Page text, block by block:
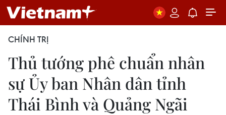
CHÍNH TRỊ
Thủ tướng phê chuẩn nhân
sự Ủy ban Nhân dân tỉnh
Thái Bình và Quảng Ngãi